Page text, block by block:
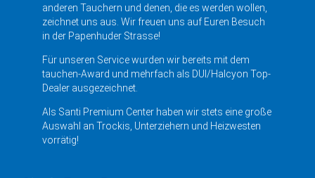
anderen Tauchern und denen, die es werden wollen,
zeichnet uns aus. Wir freuen uns auf Euren Besuch
in der Papenhuder Strasse!
Für unseren Service wurden wir bereits mit dem
tauchen-Award und mehrfach als DUI/Halcyon Top-
Dealer ausgezeichnet.
Als Santi Premium Center haben wir stets eine große
Auswahl an Trockis, Unterziehern und Heizwesten
vorrätig!